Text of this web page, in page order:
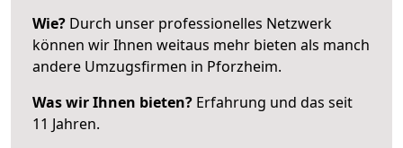
Wie? Durch unser professionelles Netzwerk
können wir Ihnen weitaus mehr bieten als manch
andere Umzugsfirmen in Pforzheim.
Was wir Ihnen bieten? Erfahrung und das seit
11 Jahren.